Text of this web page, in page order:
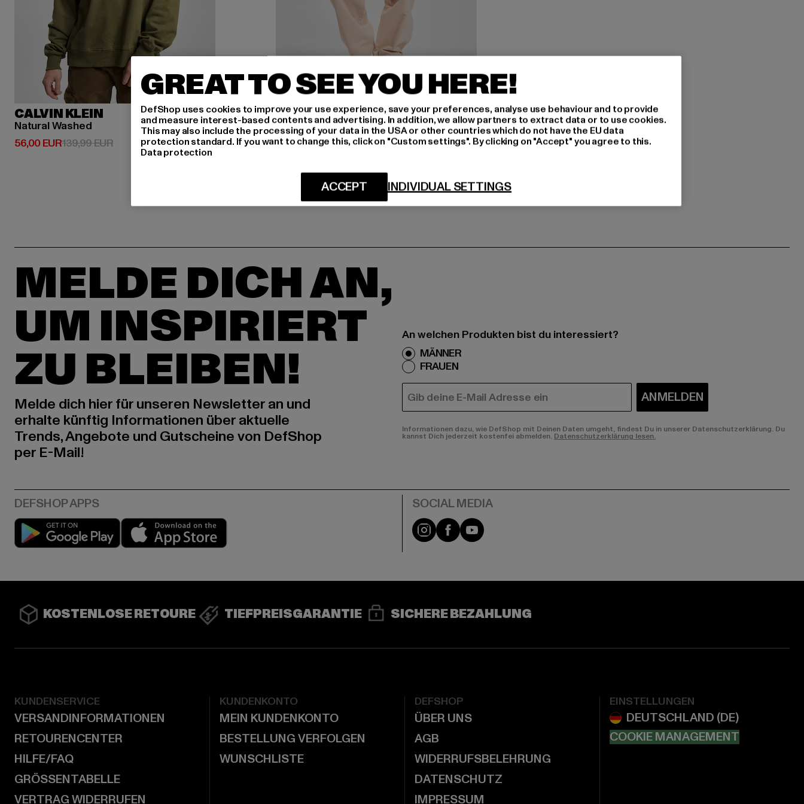
CALVIN KLEIN
Natural Washed
56,00 EUR
Derzeitiger Preis: 56,00 EUR
139,99 EURAktionspreis: 139,99 EUR
CALVIN KLEIN
High Rise Corduroy
56,40 EUR
Derzeitiger Preis: 56,40 EUR
119,99 EURAktionspreis: 119,99 EUR
MELDE DICH AN,
UM INSPIRIERT
ZU BLEIBEN!
Melde dich hier für unseren Newsletter an und
erhalte künftig Informationen über aktuelle
Trends, Angebote und Gutscheine von DefShop
per E-Mail!
An welchen Produkten bist du interessiert?
MÄNNER
FRAUEN
E-MAIL ANMELDEN
Informationen dazu, wie DefShop mit Deinen Daten umgeht, findest Du in unserer Datenschutzerklärung. Du
kannst Dich jederzeit kostenfei abmelden. Datenschutzerklärung lesen.
Play market Instagram
FacebookYouTube
KOSTENLOSE RETOURE TIEFPREISGARANTIE SICHERE BEZAHLUNG
KUNDENSERVICE
VERSANDINFORMATIONEN
RETOURENCENTER
HILFE/FAQ
GRÖSSENTABELLE
VERTRAG WIDERRUFEN
KUNDENKONTO
MEIN KUNDENKONTO
BESTELLUNG VERFOLGEN
WUNSCHLISTE
DEFSHOP
ÜBER UNS
AGB
WIDERRUFSBELEHRUNG
DATENSCHUTZ
IMPRESSUM
EINSTELLUNGEN
COOKIE MANAGEMENT
GREAT TO SEE YOU HERE!
DefShop uses cookies to improve your use experience, save your preferences, analyse use behaviour and to provide
and measure interest-based contents and advertising. In addition, we allow partners to extract data or to use cookies.
This may also include the processing of your data in the USA or other countries which do not have the EU data
protection standard. If you want to change this, click on "Custom settings". By clicking on "Accept" you agree to this.
Data protection
INDIVIDUAL SETTINGS
ACCEPT